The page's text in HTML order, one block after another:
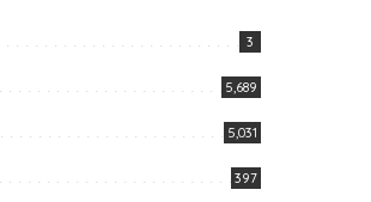
3
5,689
5,031
397